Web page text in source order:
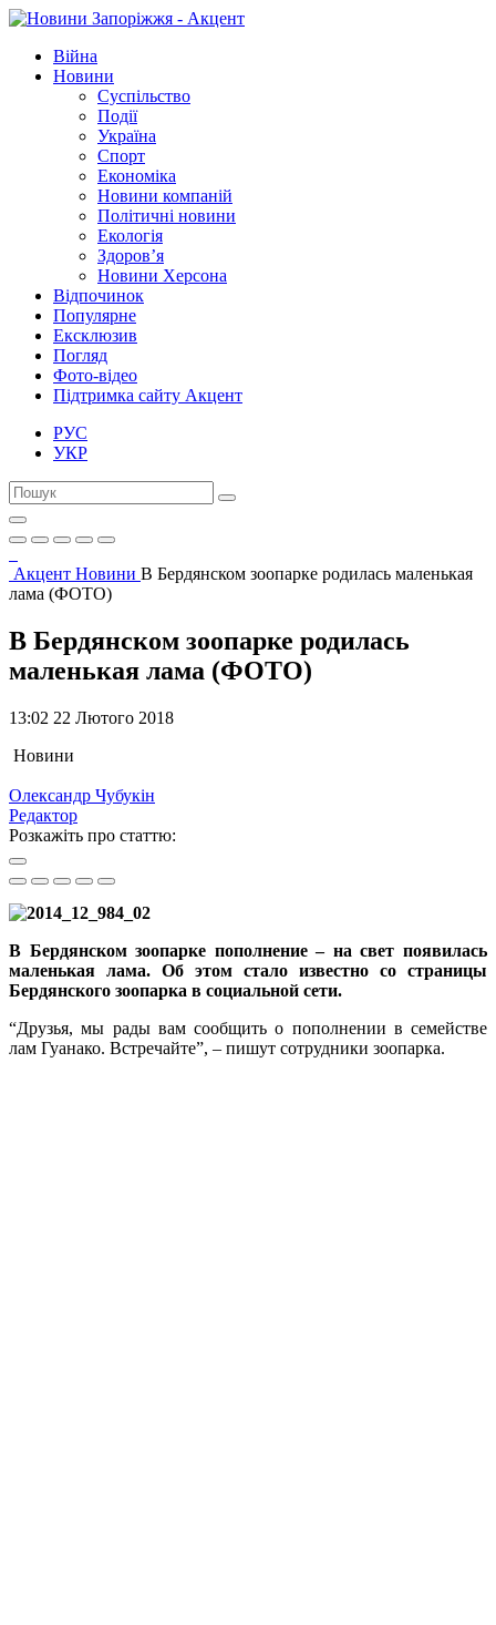
Війна
Новини
Суспільство
Події
Україна
Спорт
Економіка
Новини компаній
Політичні новини
Екологія
Здоров’я
Новини Херсона
Відпочинок
Популярне
Ексклюзив
Погляд
Фото-відео
Підтримка сайту Акцент
РУС
УКР
Акцент Новини В Бердянском зоопарке родилась маленькая
лама (ФОТО)
В Бердянском зоопарке родилась
маленькая лама (ФОТО)
13:02 22 Лютого 2018
Новини
Олександр Чубукін
Редактор
Розкажіть про статтю:
В Бердянском зоопарке пополнение – на свет появилась
маленькая лама. Об этом стало известно со страницы
Бердянского зоопарка в социальной сети.
“Друзья, мы рады вам сообщить о пополнении в семействе
лам Гуанако. Встречайте”, – пишут сотрудники зоопарка.